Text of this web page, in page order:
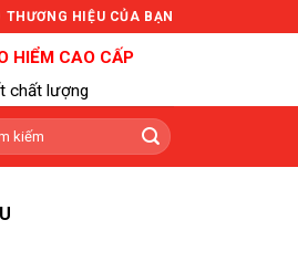
HIỆU CỦA BẠN
HIỂM CAO CẤP
chất lượng